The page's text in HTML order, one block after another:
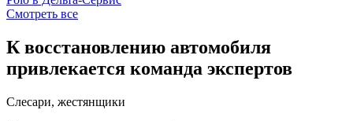
Смотреть все
К восстановлению автомобиля
привлекается команда экспертов
Слесари, жестянщики